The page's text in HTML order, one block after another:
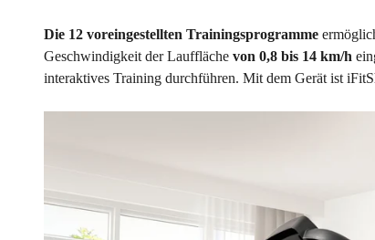
Die 12 voreingestellten Trainingsprogramme
Geschwindigkeit der Lauffläche von 0,8 bis 14 km/h
interaktives Training durchführen. Mit dem Gerät ist